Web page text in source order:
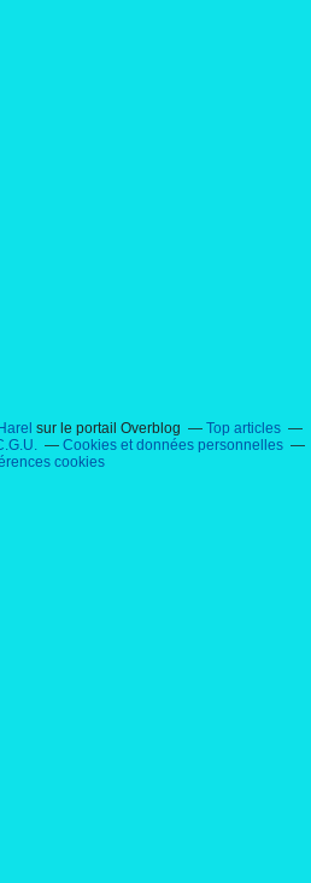
sur le portail Overblog
Top articles
Cookies et données personnelles
cookies